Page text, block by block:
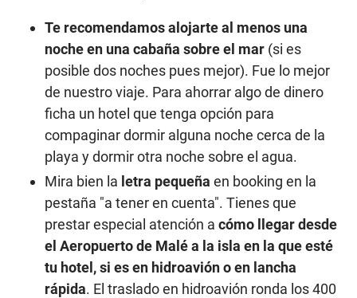
Te recomendamos alojarte al menos una
noche en una cabaña sobre el mar (si es
posible dos noches pues mejor). Fue lo mejor
de nuestro viaje. Para ahorrar algo de dinero
ficha un hotel que tenga opción para
compaginar dormir alguna noche cerca de la
playa y dormir otra noche sobre el agua.
Mira bien la letra pequeña en booking en la
pestaña "a tener en cuenta". Tienes que
prestar especial atención a cómo llegar desde
el Aeropuerto de Malé a la isla en la que esté
tu hotel, si es en hidroavión o en lancha
rápida. El traslado en hidroavión ronda los 400